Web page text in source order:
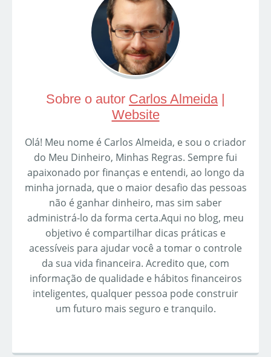
Sobre o autor Carlos Almeida|
Website
Olá! Meu nome é Carlos Almeida, e sou o criador
do Meu Dinheiro, Minhas Regras. Sempre fui
apaixonado por finanças e entendi, ao longo da
minha jornada, que o maior desafio das pessoas
não é ganhar dinheiro, mas sim saber
administrá-lo da forma certa.Aqui no blog, meu
objetivo é compartilhar dicas práticas e
acessíveis para ajudar você a tomar o controle
da sua vida financeira. Acredito que, com
informação de qualidade e hábitos financeiros
inteligentes, qualquer pessoa pode construir
um futuro mais seguro e tranquilo.